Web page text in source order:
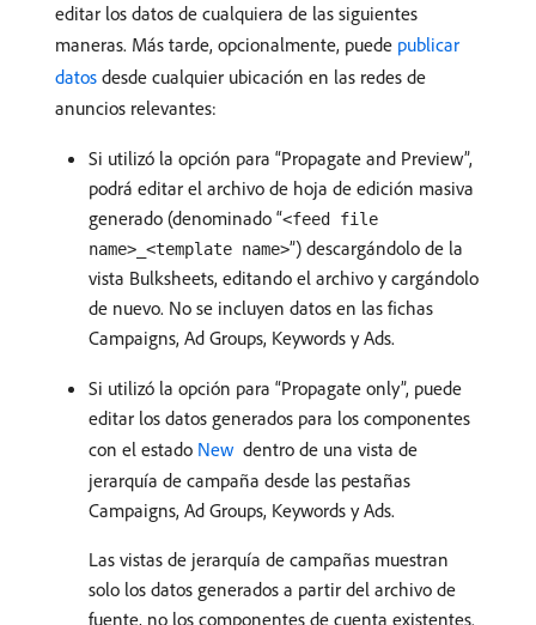
editar los datos de cualquiera de las siguientes
maneras. Más tarde, opcionalmente, puede publicar
datos desde cualquier ubicación en las redes de
anuncios relevantes:
Si utilizó la opción para “Propagate and Preview”,
podrá editar el archivo de hoja de edición masiva
generado (denominado “<feed file
name>_<template name>”) descargándolo de la
vista Bulksheets, editando el archivo y cargándolo
de nuevo. No se incluyen datos en las fichas
Campaigns, Ad Groups, Keywords y Ads.
Si utilizó la opción para “Propagate only”, puede
editar los datos generados para los componentes
con el estado New ​ dentro de una vista de
jerarquía de campaña desde las pestañas
Campaigns, Ad Groups, Keywords y Ads.
Las vistas de jerarquía de campañas muestran
solo los datos generados a partir del archivo de
fuente, no los componentes de cuenta existentes.